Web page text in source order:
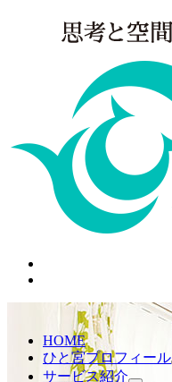
HOME
ひと宮プロフィール
サービス紹介